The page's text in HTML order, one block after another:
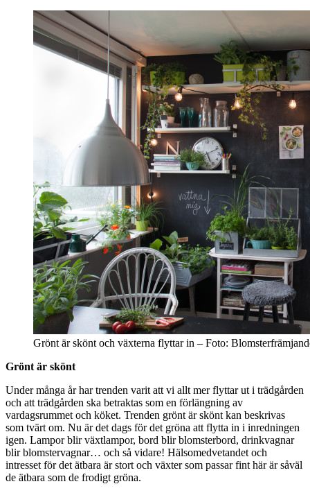
Grönt är skönt och växterna flyttar in – Foto:
Grönt är skönt
Under många år har trenden varit att vi allt mer flyttar ut i trädgården
och att trädgården ska betraktas som en förlängning av
vardagsrummet och köket. Trenden grönt är skönt kan beskrivas
som tvärt om. Nu är det dags för det gröna att flytta in i inredningen
igen. Lampor blir växtlampor, bord blir blomsterbord, drinkvagnar
blir blomstervagnar… och så vidare! Hälsomedvetandet och
intresset för det ätbara är stort och växter som passar fint här är såväl
de ätbara som de frodigt gröna.